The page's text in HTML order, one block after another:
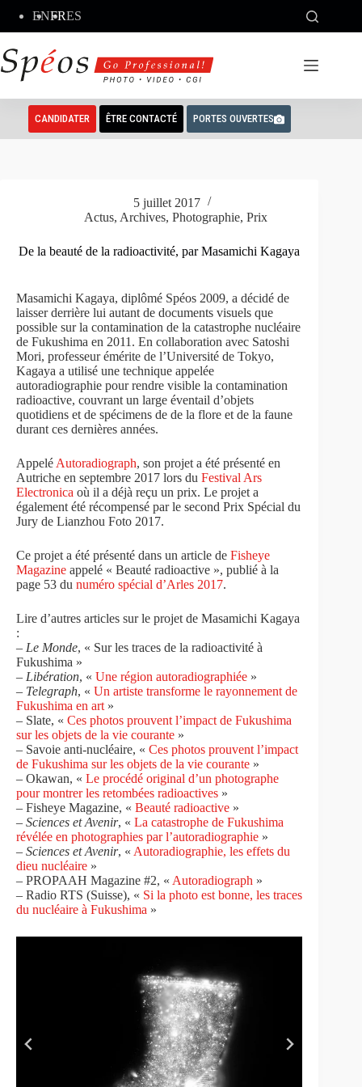
contenu
ENFRES
CANDIDATER ÊTRE CONTACTÉ PORTES OUVERTES
5 juillet 2017
Actus, Archives, Photographie, Prix
De la beauté de la radioactivité, par Masamichi Kagaya
Masamichi Kagaya, diplômé Spéos 2009, a décidé de
laisser derrière lui autant de documents visuels que
possible sur la contamination de la catastrophe nucléaire
de Fukushima en 2011. En collaboration avec Satoshi
Mori, professeur émérite de l’Université de Tokyo,
Kagaya a utilisé une technique appelée
autoradiographie pour rendre visible la contamination
radioactive, couvrant un large éventail d’objets
quotidiens et de spécimens de de la flore et de la faune
durant ces dernières années.
Appelé Autoradiograph, son projet a été présenté en
Autriche en septembre 2017 lors du Festival Ars
Electronica où il a déjà reçu un prix. Le projet a
également été récompensé par le second Prix Spécial du
Jury de Lianzhou Foto 2017.
Ce projet a été présenté dans un article de Fisheye
Magazine appelé « Beauté radioactive », publié à la
page 53 du numéro spécial d’Arles 2017.
Lire d’autres articles sur le projet de Masamichi Kagaya
:
– Le Monde, « Sur les traces de la radioactivité à
Fukushima »
– Libération, « Une région autoradiographiée »
– Telegraph, « Un artiste transforme le rayonnement de
Fukushima en art »
– Slate, « Ces photos prouvent l’impact de Fukushima
sur les objets de la vie courante »
– Savoie anti-nucléaire, « Ces photos prouvent l’impact
de Fukushima sur les objets de la vie courante »
– Okawan, « Le procédé original d’un photographe
pour montrer les retombées radioactives »
– Fisheye Magazine, « Beauté radioactive »
– Sciences et Avenir, « La catastrophe de Fukushima
révélée en photographies par l’autoradiographie »
– Sciences et Avenir, « Autoradiographie, les effets du
dieu nucléaire »
– PROPAAH Magazine #2, « Autoradiograph »
– Radio RTS (Suisse), « Si la photo est bonne, les traces
du nucléaire à Fukushima »